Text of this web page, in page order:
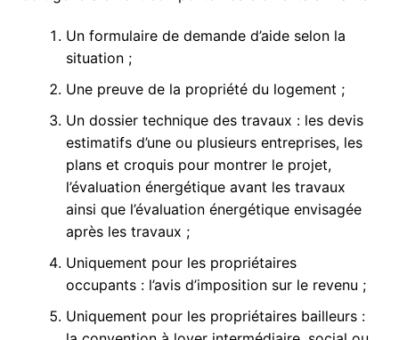
Un formulaire de demande d’aide selon la
situation ;
Une preuve de la propriété du logement ;
Un dossier technique des travaux : les devis
estimatifs d’une ou plusieurs entreprises, les
plans et croquis pour montrer le projet,
l’évaluation énergétique avant les travaux
ainsi que l’évaluation énergétique envisagée
après les travaux ;
Uniquement pour les propriétaires
occupants : l’avis d’imposition sur le revenu ;
Uniquement pour les propriétaires bailleurs :